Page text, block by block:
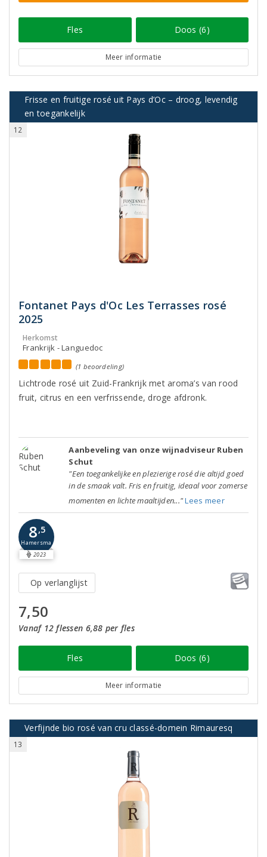
Fles Doos (6)
Meer informatie
Frisse en fruitige rosé uit Pays d’Oc – droog, levendig
en toegankelijk
12
Fontanet Pays d'Oc Les Terrasses rosé
2025
Herkomst
Frankrijk - Languedoc
(1 beoordeling)
Lichtrode rosé uit Zuid-Frankrijk met aroma’s van rood
fruit, citrus en een verfrissende, droge afdronk.
Aanbeveling van onze wijnadviseur Ruben
Schut
"Een toegankelijke en plezierige rosé die altijd goed
in de smaak valt. Fris en fruitig, ideaal voor zomerse
momenten en lichte maaltijden..."Lees meer
8,5
Hamersma
2023
Op verlanglijst
7,50
Vanaf 12 flessen 6,88 per fles
Fles Doos (6)
Meer informatie
Verfijnde bio rosé van cru classé-domein Rimauresq
13